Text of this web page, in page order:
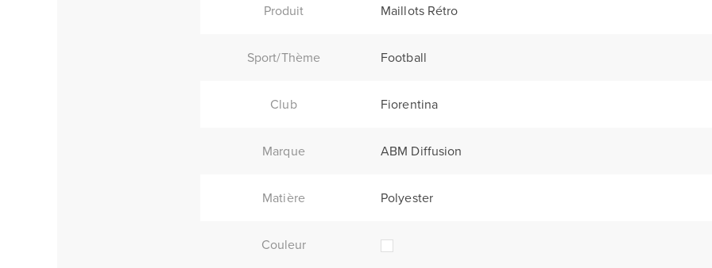
Produit Maillots Rétro
Sport/Thème Football
Club Fiorentina
Marque ABM Diffusion
Matière Polyester
Couleur